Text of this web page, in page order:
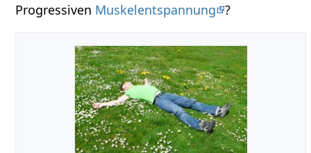
Progressiven Muskelentspannung ?